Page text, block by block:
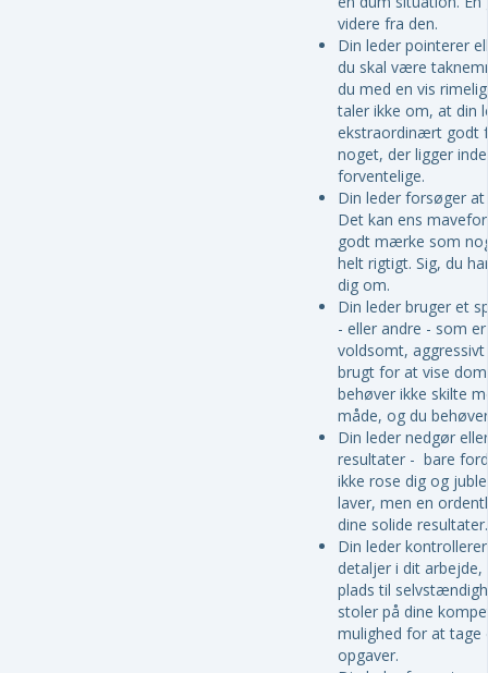
videre fra den.
Din leder pointerer
du skal være
du med en vis
taler ikke om, at din
ekstraordinært godt
noget, der ligger
forventelige.
Din leder forsøger
Det kan ens
godt mærke som
helt rigtigt. Sig, du
dig om.
Din leder bruger et
- eller andre - som
voldsomt,
brugt for at vise
behøver ikke skilte
måde, og du
Din leder nedgør
resultater - bare
ikke rose dig og
laver, men en
dine solide resultater.
Din leder
detaljer i dit arbejde,
plads til
stoler på dine
mulighed for at tage
opgaver.